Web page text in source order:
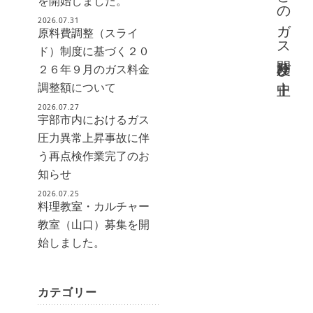
2026.07.31
原料費調整（スライ
ド）制度に基づく２０
２６年９月のガス料金
調整額について
2026.07.27
宇部市内におけるガス
圧力異常上昇事故に伴
う再点検作業完了のお
知らせ
2026.07.25
料理教室・カルチャー
教室（山口）募集を開
始しました。
カテゴリー